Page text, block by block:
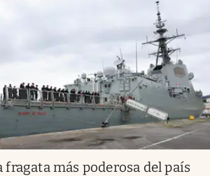
fragata más poderosa del país